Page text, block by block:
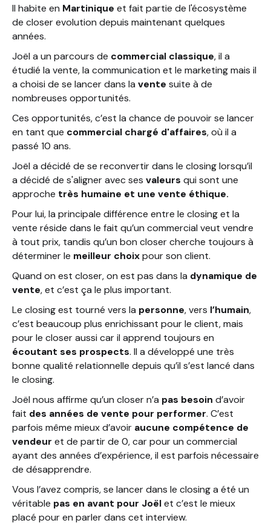
Il habite en Martinique et fait partie de l'écosystème
de closer evolution depuis maintenant quelques
années.
Joël a un parcours de commercial classique, il a
étudié la vente, la communication et le marketing mais il
a choisi de se lancer dans la vente suite à de
nombreuses opportunités.
Ces opportunités, c’est la chance de pouvoir se lancer
en tant que commercial chargé d'affaires, où il a
passé 10 ans.
Joël a décidé de se reconvertir dans le closing lorsqu’il
a décidé de s'aligner avec ses valeurs qui sont une
approche très humaine et une vente éthique.
Pour lui, la principale différence entre le closing et la
vente réside dans le fait qu’un commercial veut vendre
à tout prix, tandis qu’un bon closer cherche toujours à
déterminer le meilleur choixpour son client.
Quand on est closer, on est pas dans la dynamique de
vente, et c’est ça le plus important.
Le closing est tourné vers la personne, vers l’humain,
c’est beaucoup plus enrichissant pour le client, mais
pour le closer aussi car il apprend toujours en
écoutant ses prospects. Il a développé une très
bonne qualité relationnelle depuis qu’il s’est lancé dans
le closing.
Joël nous affirme qu’un closer n’a pas besoin d’avoir
fait des années de vente pour performer. C’est
parfois même mieux d’avoir aucune compétence de
vendeur et de partir de 0, car pour un commercial
ayant des années d’expérience, il est parfois nécessaire
de désapprendre.
Vous l’avez compris, se lancer dans le closing a été un
véritable pas en avant pour Joëlet c’est le mieux
placé pour en parler dans cet interview.